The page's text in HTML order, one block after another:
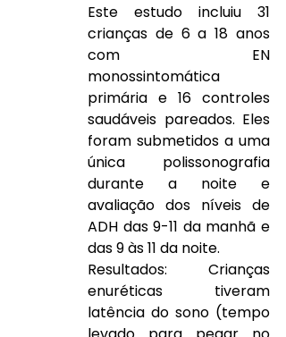
Este estudo incluiu 31
crianças de 6 a 18 anos
com EN
monossintomática
primária e 16 controles
saudáveis pareados. Eles
foram submetidos a uma
única polissonografia
durante a noite e
avaliação dos níveis de
ADH das 9-11 da manhã e
das 9 às 11 da noite.
Resultados: Crianças
enuréticas tiveram
latência do sono (tempo